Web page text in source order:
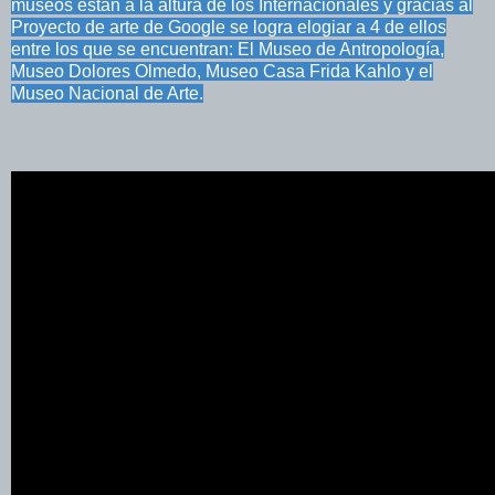
museos están a la altura de los Internacionales y gracias al
Proyecto de arte de Google se logra elogiar a 4 de ellos
entre los que se encuentran: El Museo de Antropología,
Museo Dolores Olmedo, Museo Casa Frida Kahlo y el
Museo Nacional de Arte.